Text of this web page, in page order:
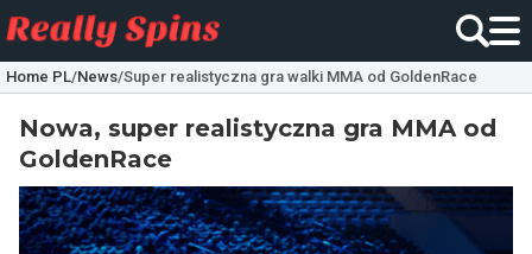
Home PL/News/Super realistyczna gra walki MMA od GoldenRace
Nowa, super realistyczna gra MMA od
GoldenRace